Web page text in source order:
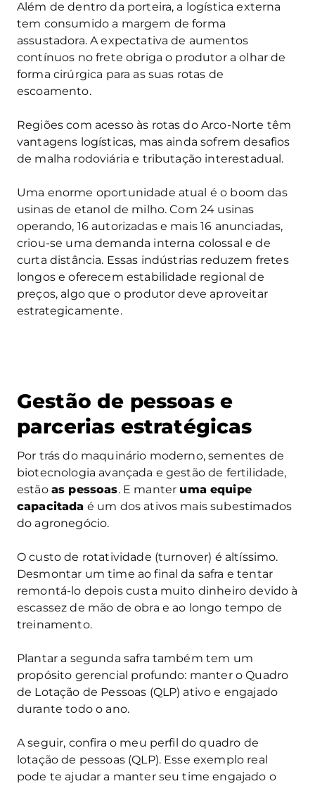
Além de dentro da porteira, a logística externa
tem consumido a margem de forma
assustadora. A expectativa de aumentos
contínuos no frete obriga o produtor a olhar de
forma cirúrgica para as suas rotas de
escoamento.
Regiões com acesso às rotas do Arco‑Norte têm
vantagens logísticas, mas ainda sofrem desafios
de malha rodoviária e tributação interestadual.
Uma enorme oportunidade atual é o boom das
usinas de etanol de milho. Com 24 usinas
operando, 16 autorizadas e mais 16 anunciadas,
criou‑se uma demanda interna colossal e de
curta distância. Essas indústrias reduzem fretes
longos e oferecem estabilidade regional de
preços, algo que o produtor deve aproveitar
estrategicamente.
Gestão de pessoas e
parcerias estratégicas
Por trás do maquinário moderno, sementes de
biotecnologia avançada e gestão de fertilidade,
estão as pessoas. E manter uma equipe
capacitada é um dos ativos mais subestimados
do agronegócio.
O custo de rotatividade (turnover) é altíssimo.
Desmontar um time ao final da safra e tentar
remontá‑lo depois custa muito dinheiro devido à
escassez de mão de obra e ao longo tempo de
treinamento.
Plantar a segunda safra também tem um
propósito gerencial profundo: manter o Quadro
de Lotação de Pessoas (QLP) ativo e engajado
durante todo o ano.
A seguir, confira o meu perfil do quadro de
lotação de pessoas (QLP). Esse exemplo real
pode te ajudar a manter seu time engajado o